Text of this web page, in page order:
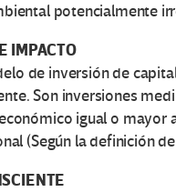
potencialmente
IMPACTO
de inversión de
Son inversiones
igual o mayor
(Según la definición de